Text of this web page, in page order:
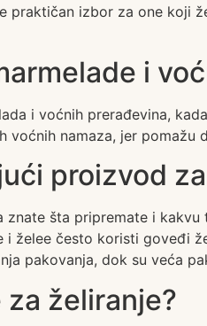
praktičan izbor za one koji
i
i voćnih prerađevina,
namaza, jer
proizvod
šta pripremate i
želee često koristi goveđi
pakovanja, dok su veća
želiranje?